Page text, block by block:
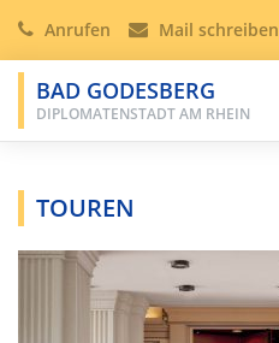
Anrufen Mail schreiben
BAD GODESBERG
DIPLOMATENSTADT AM RHEIN
TOUREN